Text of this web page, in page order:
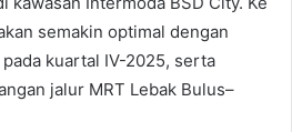
semakin optimal dengan
kuartal IV-2025, serta
jalur MRT Lebak Bulus–